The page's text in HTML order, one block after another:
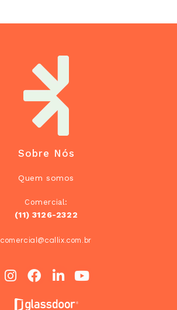
Sobre Nós
Quem somos
Comercial:
(11) 3126-2322
comercial@callix.com.br